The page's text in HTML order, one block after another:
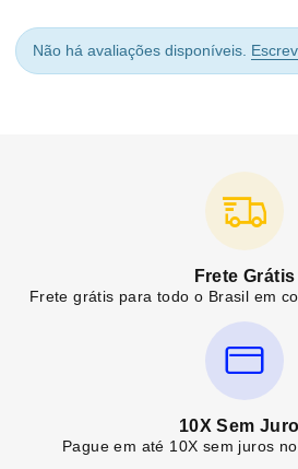
Não há avaliações disponíveis.
Frete Grátis
Frete grátis para todo o Brasil em
10X Sem
Pague em até 10X sem juros